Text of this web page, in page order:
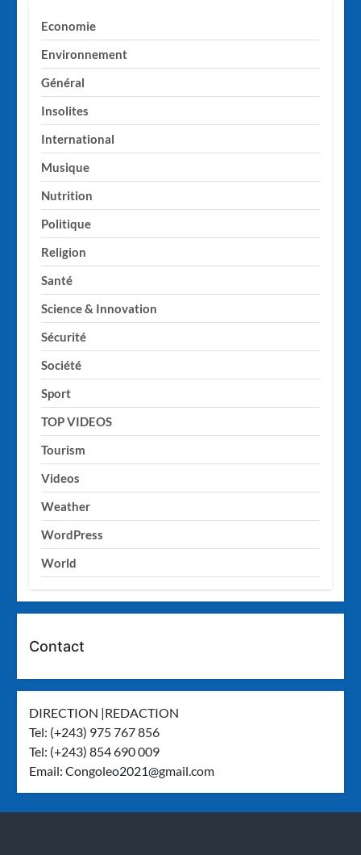
Economie
Environnement
Général
Insolites
International
Musique
Nutrition
Politique
Religion
Santé
Science & Innovation
Sécurité
Société
Sport
TOP VIDEOS
Tourism
Videos
Weather
WordPress
World
Contact
DIRECTION |REDACTION
Tel: (+243) 975 767 856
Tel: (+243) 854 690 009
Email:Congoleo2021@gmail.com